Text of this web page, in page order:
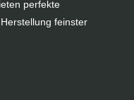
perfekte
feinster